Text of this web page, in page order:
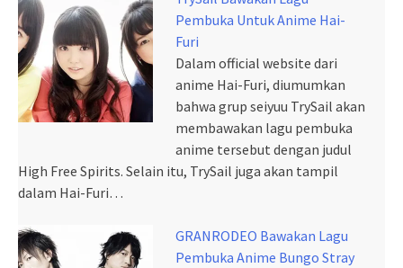
Pembuka Untuk Anime Hai-
Furi
Dalam official website dari
anime Hai-Furi, diumumkan
bahwa grup seiyuu TrySail akan
membawakan lagu pembuka
anime tersebut dengan judul
High Free Spirits. Selain itu, TrySail juga akan tampil
dalam Hai-Furi…
GRANRODEO Bawakan Lagu
Pembuka Anime Bungo Stray